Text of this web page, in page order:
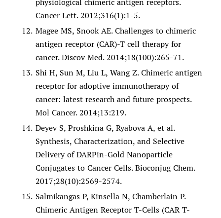
physiological chimeric antigen receptors.
Cancer Lett. 2012;316(1):1-5.
Magee MS, Snook AE. Challenges to chimeric
antigen receptor (CAR)-T cell therapy for
cancer. Discov Med. 2014;18(100):265-71.
Shi H, Sun M, Liu L, Wang Z. Chimeric antigen
receptor for adoptive immunotherapy of
cancer: latest research and future prospects.
Mol Cancer. 2014;13:219.
Deyev S, Proshkina G, Ryabova A, et al.
Synthesis, Characterization, and Selective
Delivery of DARPin-Gold Nanoparticle
Conjugates to Cancer Cells. Bioconjug Chem.
2017;28(10):2569-2574.
Salmikangas P, Kinsella N, Chamberlain P.
Chimeric Antigen Receptor T-Cells (CAR T-